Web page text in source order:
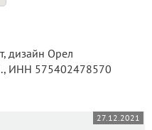
ИНН 575402478570
27.12.2021